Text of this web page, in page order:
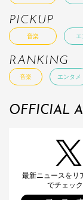
PICKUP
音楽 エ
RANKING
音楽 エンタメ
OFFICIAL
最新ニュースをリ
でチェック